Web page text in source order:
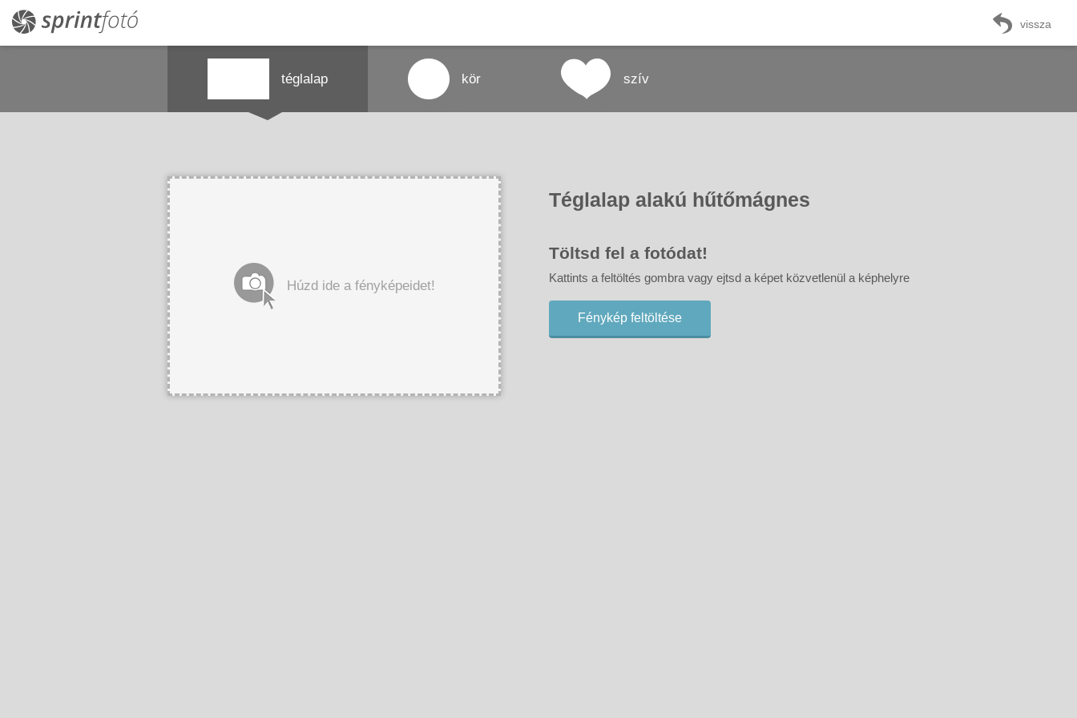
vissza
téglalap kör szív
Húzd ide a fényképeidet!
Téglalap alakú hűtőmágnes
Töltsd fel a fotódat!
Kattints a feltöltés gombra vagy ejtsd a képet közvetlenül a képhelyre
Fénykép feltöltése